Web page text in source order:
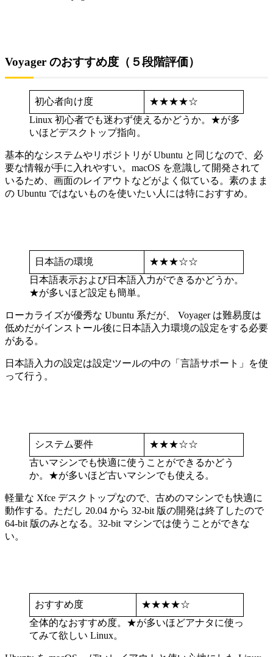
Voyager のおすすめ度（５段階評価）
初心者向け度
★★★★☆
Linux 初心者でも迷わず使えるかどうか。★が多
いほどデスクトップ指向。
基本的なシステムやリポジトリが Ubuntu と同じなので、必
要な情報が手に入れやすい。macOS を意識して開発されて
いるため、画面のレイアウトなどがよく似ている。素のまま
の Ubuntu ではないものを使いたい人には特におすすめ。
日本語の環境
★★★☆☆
日本語表示および日本語入力ができるかどうか。
★が多いほど設定も簡単。
ローカライズが優秀な Ubuntu 系だが、 Voyager は難易度は
低めだがインストール後に日本語入力環境の設定をする必要
がある。
日本語入力の設定は設定ツールの中の「言語サポート」を使
って行う。
システム要件
★★★☆☆
古いマシンでも快適に使うことができるかどう
か。★が多いほど古いマシンでも使える。
軽量な Xfce デスクトップなので、古めのマシンでも快適に
動作する。ただし 20.04 から 32-bit 版の開発は終了したので
64-bit 版のみとなる。32-bit マシンでは使うことができな
い。
おすすめ度
★★★★☆
全体的なおすすめ度。★が多いほどアナタに使っ
てみて欲しい Linux。